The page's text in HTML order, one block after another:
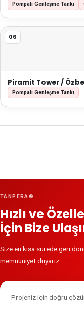
Pompalı Genleşme Tankı
06
Piramit Tower /
Pompalı Genleşme Tankı
TANPERA®
Hızlı ve
İçin Bize
Size en kısa sürede geri
memnuniyet duyarız.
Projeniz için doğru